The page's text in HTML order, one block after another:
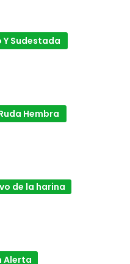
Y Sudestada
Hembra
de la harina
Alerta